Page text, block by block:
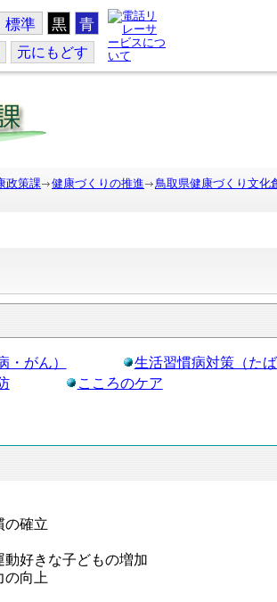
標準 黒 青
元にもどす
政策課 健康づくりの推進
鳥取県健康づくり文化
がん）
生活習慣病対策（た
こころのケア
の確立
好きな子どもの増加
の向上